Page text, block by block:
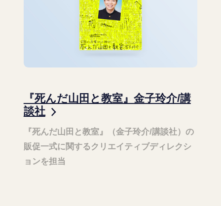
『死んだ山田と教室』金子玲介/講
談社
『死んだ山田と教室』（金子玲介/講談社）の
販促一式に関するクリエイティブディレクシ
ョンを担当